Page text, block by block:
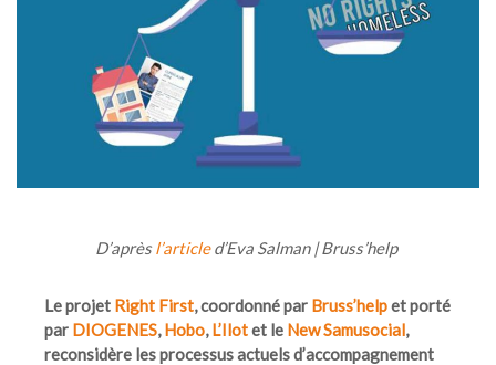
D’aprèsl’articled’Eva Salman | Bruss’help
Le projet Right First, coordonné par Bruss’helpet porté
par DIOGENES,Hobo,L’Ilotet le New Samusocial,
reconsidère les processus actuels d’accompagnement